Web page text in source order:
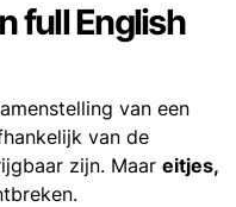
full English
van een
van de
zijn. Maar eitjes,